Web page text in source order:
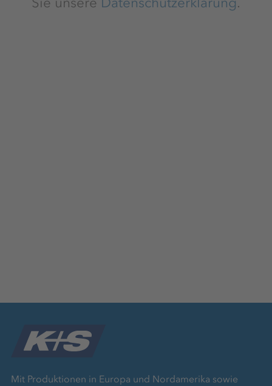
Mit Produktionen in Europa und Nordamerika sowie